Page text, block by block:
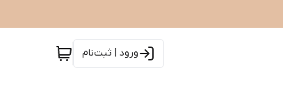
ورود | ثبت‌نام